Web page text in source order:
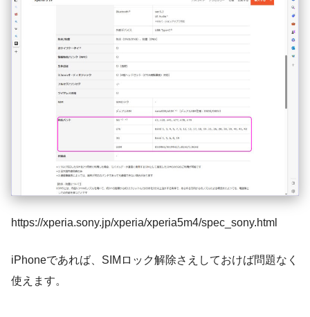
https://xperia.sony.jp/xperia/xperia5m4/spec_sony.html
iPhoneであれば、SIMロック解除さえしておけば問題なく
使えます。